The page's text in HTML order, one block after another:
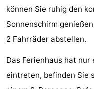
Zandput
Duinzicht
-
Joossesweg
-
Meerpaal
-
können Sie ruhig den
Sonnenschirm
2 Fahrräder abstellen.
Das Ferienhaus hat nur
eintreten, befinden Sie